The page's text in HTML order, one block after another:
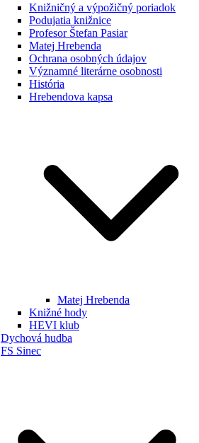
Knižničný a výpožičný poriadok
Podujatia knižnice
Profesor Štefan Pasiar
Matej Hrebenda
Ochrana osobných údajov
Významné literárne osobnosti
História
Hrebendova kapsa
Matej Hrebenda
Knižné hody
HEVI klub
Dychová hudba
FS Sinec